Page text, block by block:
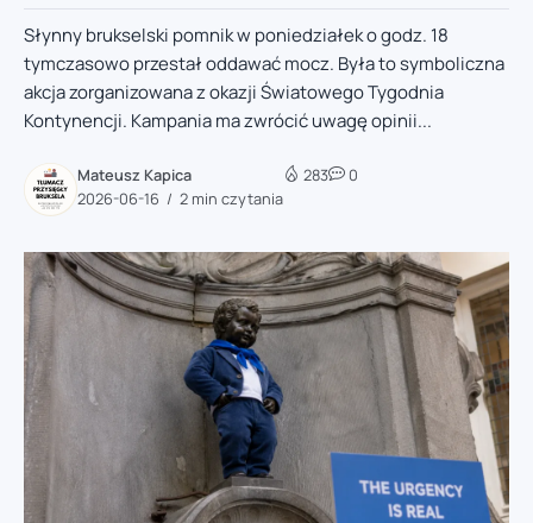
Słynny brukselski pomnik w poniedziałek o godz. 18
tymczasowo przestał oddawać mocz. Była to symboliczna
akcja zorganizowana z okazji Światowego Tygodnia
Kontynencji. Kampania ma zwrócić uwagę opinii...
Mateusz Kapica
2026-06-16
2 min czytania
283 0